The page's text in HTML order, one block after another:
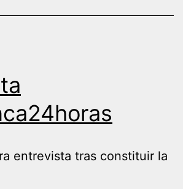
entrevista tras constituir la